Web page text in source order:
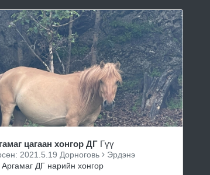
цагаан хонгор ДГ Гүү
2021.5.19 Дорноговь Эрдэнэ
Аргамаг ДГ нарийн хонгор